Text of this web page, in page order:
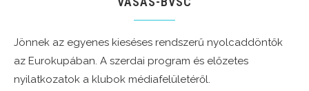
Jönnek az egyenes kieséses rendszerű nyolcaddöntők
az Eurokupában. A szerdai program és előzetes
nyilatkozatok a klubok médiafelületéről.